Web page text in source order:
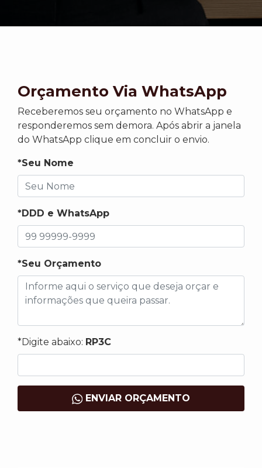
Orçamento Via WhatsApp
Receberemos seu orçamento no WhatsApp e
responderemos sem demora. Após abrir a janela
do WhatsApp clique em concluir o envio.
*Seu Nome
*DDD e WhatsApp
*Seu Orçamento
*Digite abaixo: RP3C
ENVIAR ORÇAMENTO